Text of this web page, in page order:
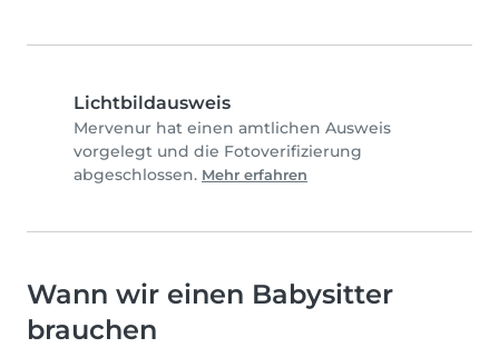
Lichtbildausweis
Mervenur hat einen amtlichen Ausweis
vorgelegt und die Fotoverifizierung
abgeschlossen. Mehr erfahren
Wann wir einen Babysitter
brauchen